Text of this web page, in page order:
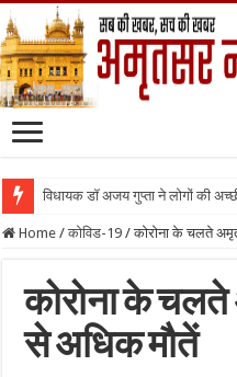
विधायक डॉ अजय गुप्ता ने लोगों की
Home / कोविड-19 / कोरोना के चलते
कोरोना के चलते
से अधिक मौतें